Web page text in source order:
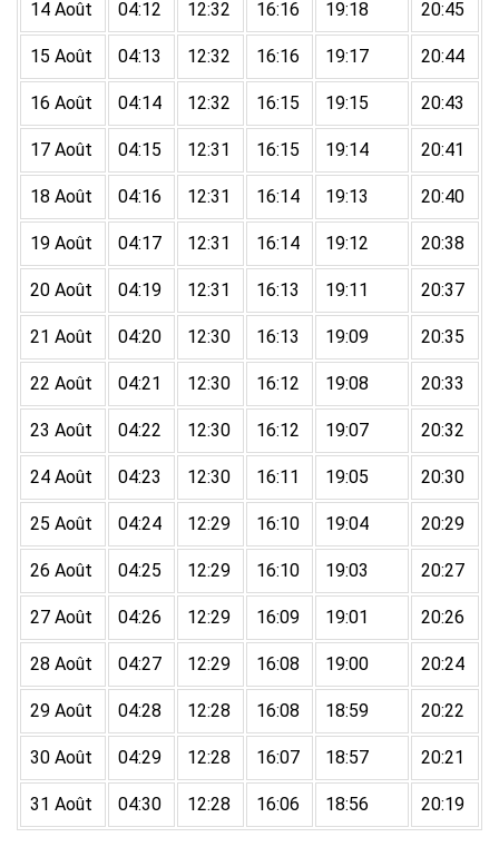
14 Août 04:12 12:32 16:16 19:18 20:45
15 Août 04:13 12:32 16:16 19:17 20:44
16 Août 04:14 12:32 16:15 19:15 20:43
17 Août 04:15 12:31 16:15 19:14 20:41
18 Août 04:16 12:31 16:14 19:13 20:40
19 Août 04:17 12:31 16:14 19:12 20:38
20 Août 04:19 12:31 16:13 19:11 20:37
21 Août 04:20 12:30 16:13 19:09 20:35
22 Août 04:21 12:30 16:12 19:08 20:33
23 Août 04:22 12:30 16:12 19:07 20:32
24 Août 04:23 12:30 16:11 19:05 20:30
25 Août 04:24 12:29 16:10 19:04 20:29
26 Août 04:25 12:29 16:10 19:03 20:27
27 Août 04:26 12:29 16:09 19:01 20:26
28 Août 04:27 12:29 16:08 19:00 20:24
29 Août 04:28 12:28 16:08 18:59 20:22
30 Août 04:29 12:28 16:07 18:57 20:21
31 Août 04:30 12:28 16:06 18:56 20:19